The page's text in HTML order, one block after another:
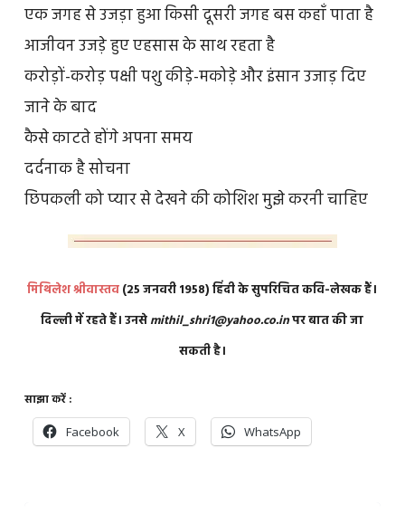
एक जगह से उजड़ा हुआ किसी दूसरी जगह बस कहाँ पाता है
आजीवन उजड़े हुए एहसास के साथ रहता है
करोड़ों-करोड़ पक्षी पशु कीड़े-मकोड़े और इंसान उजाड़ दिए
जाने के बाद
कैसे काटते होंगे अपना समय
दर्दनाक है सोचना
छिपकली को प्यार से देखने की कोशिश मुझे करनी चाहिए
मिथिलेश श्रीवास्तव(25 जनवरी 1958) हिंदी के सुपरिचित कवि-लेखक हैं।
दिल्ली में रहते हैं। उनसेmithil_shri1@yahoo.co.inपर बात की जा
सकती है।
साझा करें :
Facebook X WhatsApp